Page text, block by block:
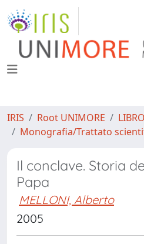
IRIS Root UNIMORE
LIBRO
Monografia/Trattato
Il conclave. Storia
Papa
MELLONI, Alberto
2005